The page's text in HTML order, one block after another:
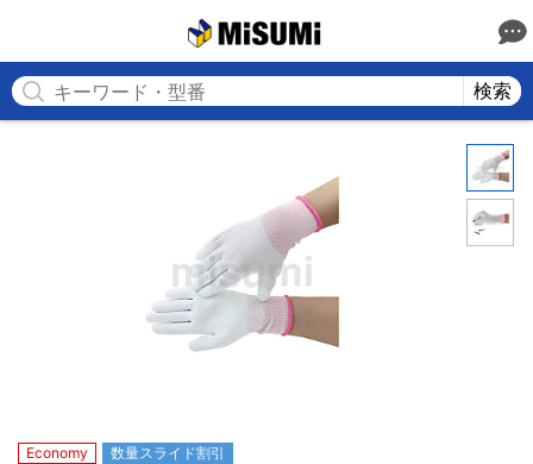
検索
Economy 数量スライド割引